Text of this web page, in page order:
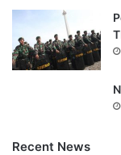
Recent News